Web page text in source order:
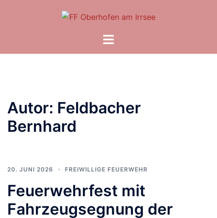
Menü
Autor: Feldbacher
Bernhard
20. JUNI 2026 FREIWILLIGE FEUERWEHR
Feuerwehrfest mit
Fahrzeugsegnung der